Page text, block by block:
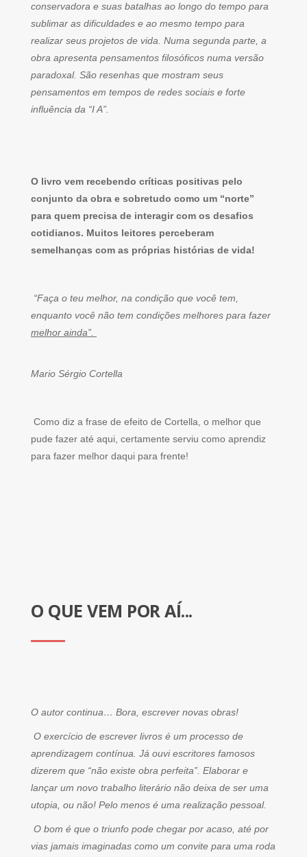
conservadora e suas batalhas ao longo do tempo para
sublimar as dificuldades e ao mesmo tempo para
realizar seus projetos de vida. Numa segunda parte, a
obra apresenta pensamentos filosóficos numa versão
paradoxal. São resenhas que mostram seus
pensamentos em tempos de redes sociais e forte
influência da “I A”.
O livro vem recebendo críticas positivas pelo
conjunto da obra e sobretudo como um “norte”
para quem precisa de interagir com os desafios
cotidianos. Muitos leitores perceberam
semelhanças com as próprias histórias de vida!
“Faça o teu melhor, na condição que você tem,
enquanto você não tem condições melhores para fazer
melhor ainda”.
Mario Sérgio Cortella
Como diz a frase de efeito de Cortella, o melhor que
pude fazer até aqui, certamente serviu como aprendiz
para fazer melhor daqui para frente!
O QUE VEM POR AÍ...
O autor continua… Bora, escrever novas obras!
O exercício de escrever livros é um processo de
aprendizagem contínua. Já ouvi escritores famosos
dizerem que “não existe obra perfeita”. Elaborar e
lançar um novo trabalho literário não deixa de ser uma
utopia, ou não! Pelo menos é uma realização pessoal.
O bom é que o triunfo pode chegar por acaso, até por
vias jamais imaginadas como um convite para uma roda